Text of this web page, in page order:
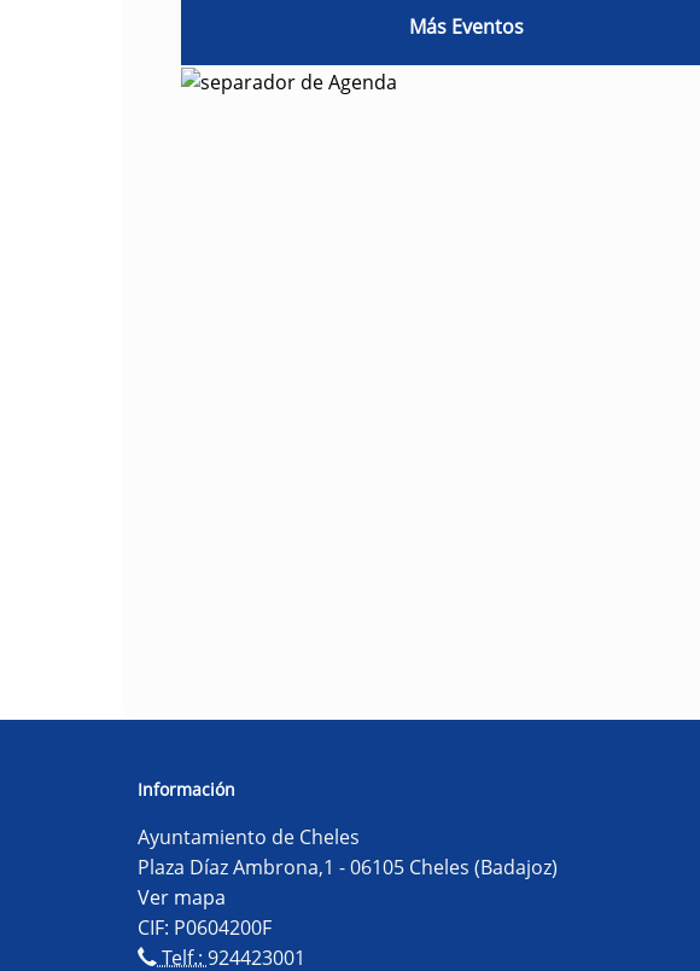
Más Eventos
Información
Ayuntamiento de Cheles
Plaza Díaz Ambrona,1 - 06105 Cheles (Badajoz)
Ver mapa
CIF: P0604200F
Telf.:924423001